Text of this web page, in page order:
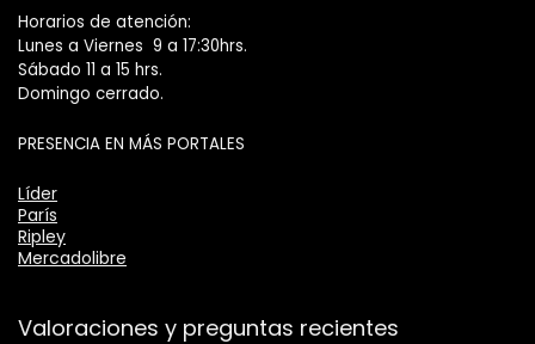
Horarios de atención:
Lunes a Viernes 9 a 17:30hrs.
Sábado 11 a 15 hrs.
Domingo cerrado.
PRESENCIA EN MÁS PORTALES
Líder
París
Ripley
Mercadolibre
Valoraciones y preguntas recientes